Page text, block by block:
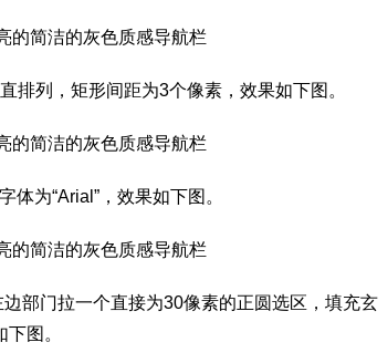
排列，矩形间距为3个像素，效果如下图。
为“Arial”，效果如下图。
部门拉一个直接为30像素的正圆选区，填充玄
图。